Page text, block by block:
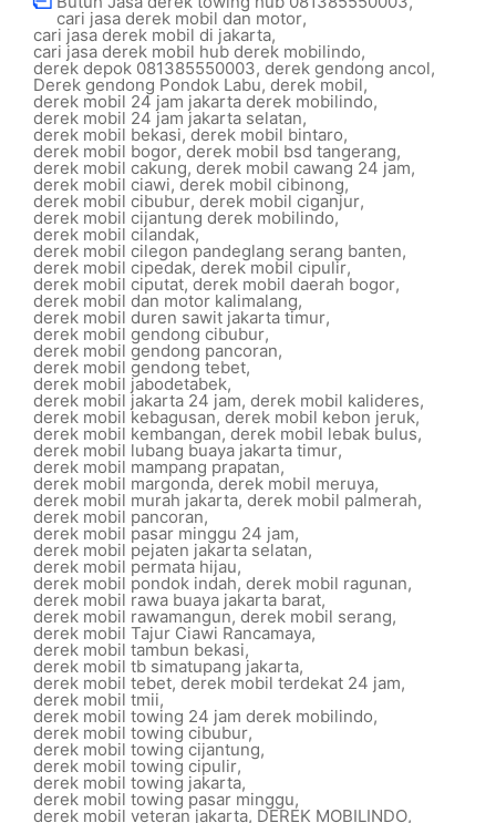
cari jasa derek mobil dan motor,
cari jasa derek mobil di jakarta,
cari jasa derek mobil hub derek mobilindo,
derek depok 081385550003, derek gendong ancol,
Derek gendong Pondok Labu, derek mobil,
derek mobil 24 jam jakarta derek mobilindo,
derek mobil 24 jam jakarta selatan,
derek mobil bekasi,derek mobil bintaro,
derek mobil bogor,derek mobil bsd tangerang,
derek mobil cakung, derek mobil cawang 24 jam,
derek mobil ciawi, derek mobil cibinong,
derek mobil cibubur, derek mobil ciganjur,
derek mobil cijantung derek mobilindo,
derek mobil cilandak,
derek mobil cilegon pandeglang serang banten,
derek mobil cipedak, derek mobil cipulir,
derek mobil ciputat, derek mobil daerah bogor,
derek mobil dan motor kalimalang,
derek mobil duren sawit jakarta timur,
derek mobil gendong cibubur,
derek mobil gendong pancoran,
derek mobil gendong tebet,
derek mobil jabodetabek,
derek mobil jakarta 24 jam, derek mobil kalideres,
derek mobil kebagusan, derek mobil kebon jeruk,
derek mobil kembangan, derek mobil lebak bulus,
derek mobil lubang buaya jakarta timur,
derek mobil mampang prapatan,
derek mobil margonda,derek mobil meruya,
derek mobil murah jakarta, derek mobil palmerah,
derek mobil pancoran,
derek mobil pasar minggu 24 jam,
derek mobil pejaten jakarta selatan,
derek mobil permata hijau,
derek mobil pondok indah, derek mobil ragunan,
derek mobil rawa buaya jakarta barat,
derek mobil rawamangun, derek mobil serang,
derek mobil Tajur Ciawi Rancamaya,
derek mobil tambun bekasi,
derek mobil tb simatupang jakarta,
derek mobil tebet, derek mobil terdekat 24 jam,
derek mobil tmii,
derek mobil towing 24 jam derek mobilindo,
derek mobil towing cibubur,
derek mobil towing cijantung,
derek mobil towing cipulir,
derek mobil towing jakarta,
derek mobil towing pasar minggu,
derek mobil veteran jakarta, DEREK MOBILINDO,